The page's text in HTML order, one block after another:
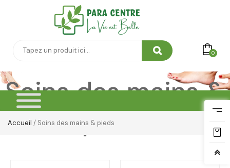
0
Soins des mains &
pieds
Accueil / Soins des mains & pieds